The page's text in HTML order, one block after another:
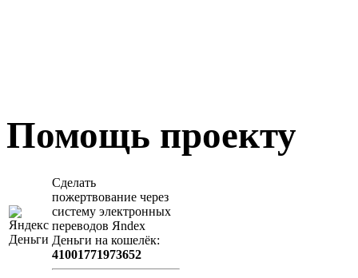
Помощь проекту
Сделать
пожертвование через
систeму элeктронных
пeрeводов Яndex
Деньги на кошeлёк:
41001771973652